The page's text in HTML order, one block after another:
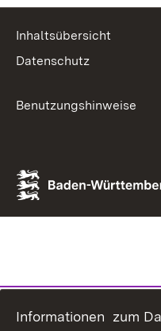
Inhaltsübersicht
Datenschutz
Benutzungshinweise
Informationen zum